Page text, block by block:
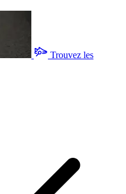
Trouvez les